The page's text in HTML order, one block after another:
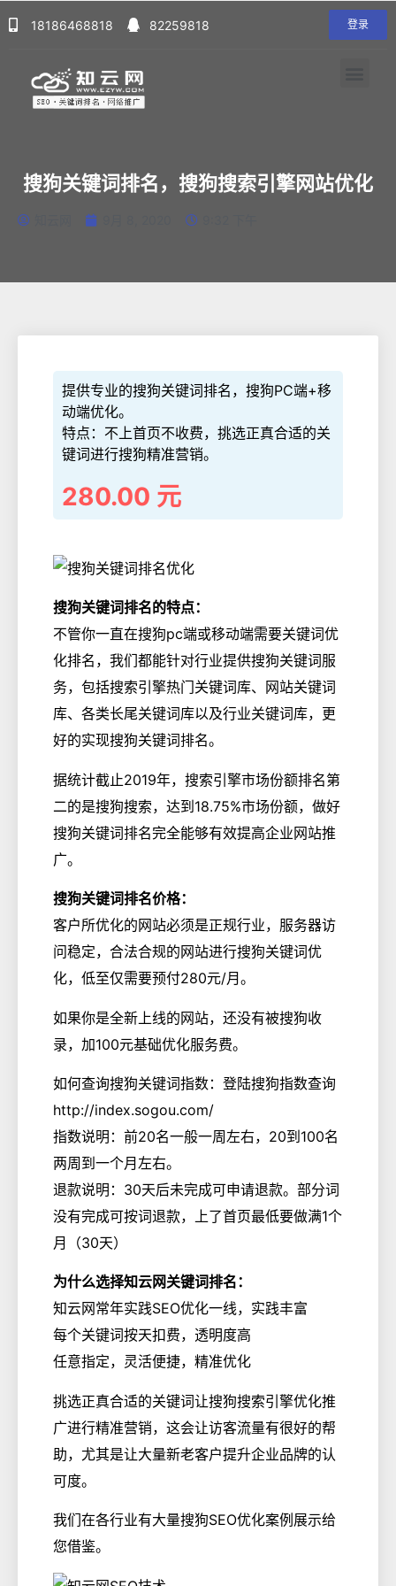
18186468818 82259818 登录
搜狗关键词排名，搜狗搜索引擎网站优化
提供专业的搜狗关键词排名，搜狗PC端+移
动端优化。
特点：不上首页不收费，挑选正真合适的关
键词进行搜狗精准营销。
280.00 元
搜狗关键词排名的特点：
不管你一直在搜狗pc端或移动端需要关键词优
化排名，我们都能针对行业提供搜狗关键词服
务，包括搜索引擎热门关键词库、网站关键词
库、各类长尾关键词库以及行业关键词库，更
好的实现搜狗关键词排名。
据统计截止2019年，搜索引擎市场份额排名第
二的是搜狗搜索，达到18.75%市场份额，做好
搜狗关键词排名完全能够有效提高企业网站推
广。
搜狗关键词排名价格：
客户所优化的网站必须是正规行业，服务器访
问稳定，合法合规的网站进行搜狗关键词优
化，低至仅需要预付280元/月。
如果你是全新上线的网站，还没有被搜狗收
录，加100元基础优化服务费。
如何查询搜狗关键词指数：登陆搜狗指数查询
http://index.sogou.com/
指数说明：前20名一般一周左右，20到100名
两周到一个月左右。
退款说明：30天后未完成可申请退款。部分词
没有完成可按词退款，上了首页最低要做满1个
月（30天）
为什么选择知云网关键词排名：
知云网常年实践SEO优化一线，实践丰富
每个关键词按天扣费，透明度高
任意指定，灵活便捷，精准优化
挑选正真合适的关键词让搜狗搜索引擎优化推
广进行精准营销，这会让访客流量有很好的帮
助，尤其是让大量新老客户提升企业品牌的认
可度。
我们在各行业有大量搜狗SEO优化案例展示给
您借鉴。